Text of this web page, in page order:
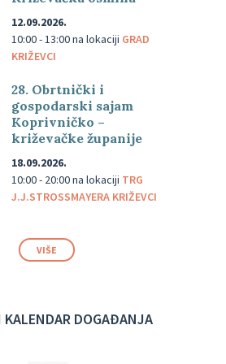
12.09.2026.
10:00 - 13:00na lokaciji GRAD
KRIŽEVCI
28. Obrtnički i
gospodarski sajam
Koprivničko –
križevačke županije
18.09.2026.
10:00 - 20:00na lokaciji TRG
J.J.STROSSMAYERA KRIŽEVCI
VIŠE
KALENDAR DOGAĐANJA